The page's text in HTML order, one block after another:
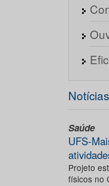
Saúde
UFS-
Projeto
físicos no